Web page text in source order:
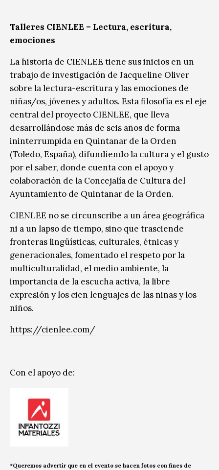
Talleres CIENLEE – Lectura, escritura,
emociones
La historia de CIENLEE tiene sus inicios en un
trabajo de investigación de Jacqueline Oliver
sobre la lectura-escritura y las emociones de
niñas/os, jóvenes y adultos. Esta filosofía es el eje
central del proyecto CIENLEE, que lleva
desarrollándose más de seis años de forma
ininterrumpida en Quintanar de la Orden
(Toledo, España), difundiendo la cultura y el gusto
por el saber, donde cuenta con el apoyo y
colaboración de la Concejalía de Cultura del
Ayuntamiento de Quintanar de la Orden.
CIENLEE no se circunscribe a un área geográfica
ni a un lapso de tiempo, sino que trasciende
fronteras lingüísticas, culturales, étnicas y
generacionales, fomentado el respeto por la
multiculturalidad, el medio ambiente, la
importancia de la escucha activa, la libre
expresión y los cien lenguajes de las niñas y los
niños.
https://cienlee.com/
Con el apoyo de:
*Queremos advertir que en el evento se hacen fotos con fines de